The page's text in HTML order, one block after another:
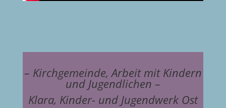
– Kirchgemeinde, Arbeit mit Kindern
und Jugendlichen –
Klara, Kinder- und Jugendwerk Ost